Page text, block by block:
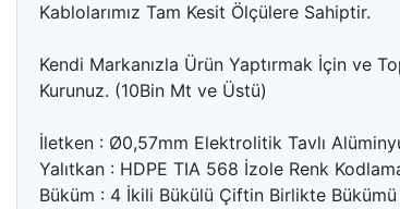
Kablolarımız Tam Kesit Ölçülere Sahiptir.
Kendi Markanızla Ürün Yaptırmak İçin ve
Kurunuz. (10Bin Mt ve Üstü)
İletken : Ø0,57mm Elektrolitik Tavlı
Yalıtkan : HDPE TIA 568 İzole Renk
Büküm : 4 İkili Bükülü Çiftin Birlikte Bükümü